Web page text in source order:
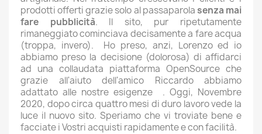
prodotti offerti grazie solo al passaparolasenza mai
fare pubblicità. Il sito, pur ripetutamente
rimaneggiato cominciava decisamente a fare acqua
(troppa, invero). Ho preso, anzi, Lorenzo ed io
abbiamo preso la decisione (dolorosa) di affidarci
ad una collaudata piattaforma OpenSource che
grazie all'aiuto dell'amico Riccardo abbiamo
adattato alle nostre esigenze . Oggi, Novembre
2020, dopo circa quattro mesi di duro lavoro vede la
luce il nuovo sito. Speriamo che vi troviate bene e
facciate i Vostri acquisti rapidamente e con facilità.